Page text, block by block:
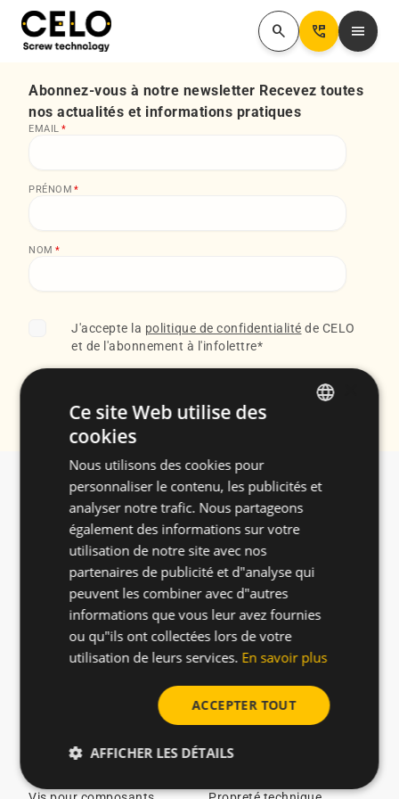
search Perm_Phone_Msg menu
Abonnez-vous à notre newsletter Recevez toutes
nos actualités et informations pratiques
EMAIL *
PRÉNOM *
NOM *
J'accepte la politique de confidentialité de CELO
et de l'abonnement à l'infolettre*
Rejoignez nous
Catalogue
ESG/Durabilité
Produits
Vis sous licence en stock
Vis pour le plastique
Vis pour assembler des
tôles fines
Solutions spéciales
REMFORM® II HS™ screws
TAPTITE® screws
véhicules électriques
Technologie et innovation
Test technique
Tri optique
Ce site Web utilise des
cookies
Nous utilisons des cookies pour
personnaliser le contenu, les publicités et
analyser notre trafic. Nous partageons
également des informations sur votre
utilisation de notre site avec nos
partenaires de publicité et d"analyse qui
peuvent les combiner avec d"autres
informations que vous leur avez fournies
ou qu"ils ont collectées lors de votre
utilisation de leurs services. En savoir plus
ACCEPTER TOUT
AFFICHER LES DÉTAILS